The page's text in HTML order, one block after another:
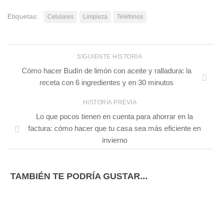
Etiquetas: Celulares Limpieza Teléfonos
SIGUIENTE HISTORIA
Cómo hacer Budín de limón con aceite y ralladura: la
receta con 6 ingredientes y en 30 minutos
HISTORIA PREVIA
Lo que pocos tienen en cuenta para ahorrar en la
factura: cómo hacer que tu casa sea más eficiente en
invierno
TAMBIÉN TE PODRÍA GUSTAR...